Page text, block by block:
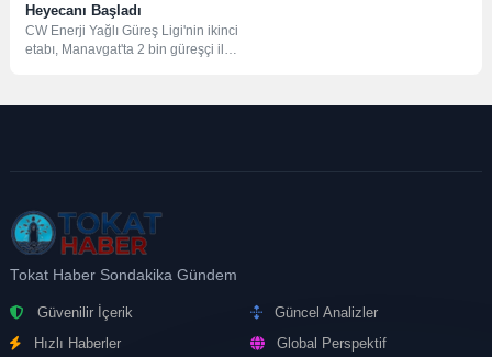
Heyecanı Başladı
CW Enerji Yağlı Güreş Ligi'nin ikinci
etabı, Manavgat'ta 2 bin güreşçi ile
Tokat Haber Sondakika Gündem
Güvenilir İçerik
Güncel Analizler
Hızlı Haberler
Global Perspektif